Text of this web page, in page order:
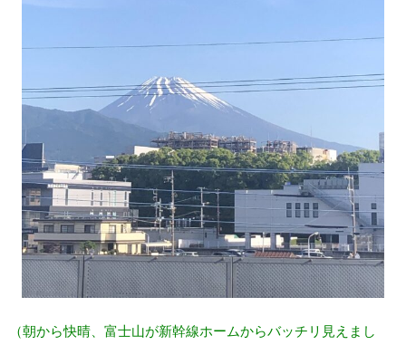
（朝から快晴、富士山が新幹線ホームからバッチリ見えまし